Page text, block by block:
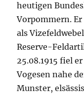
heutigen
Vorpommern.
als
Reserve-
25.08.1915 fiel
Vogesen nahe
Munster,